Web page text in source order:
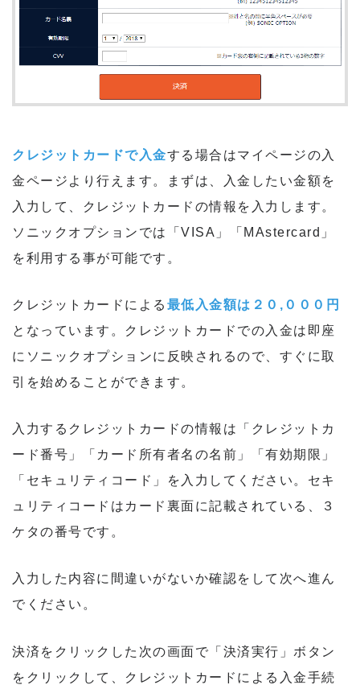
クレジットカードで入金する場合はマイページの入
金ページより行えます。まずは、入金したい金額を
入力して、クレジットカードの情報を入力します。
ソニックオプションでは「VISA」「MAstercard」
を利用する事が可能です。
クレジットカードによる 最低入金額は２０,０００円
となっています。クレジットカードでの入金は即座
にソニックオプションに反映されるので、すぐに取
引を始めることができます。
入力するクレジットカードの情報は「クレジットカ
ード番号」「カード所有者名の名前」「有効期限」
「セキュリティコード」を入力してください。セキ
ュリティコードはカード裏面に記載されている、３
ケタの番号です。
入力した内容に間違いがないか確認をして次へ進ん
でください。
決済をクリックした次の画面で「決済実行」ボタン
をクリックして、クレジットカードによる入金手続